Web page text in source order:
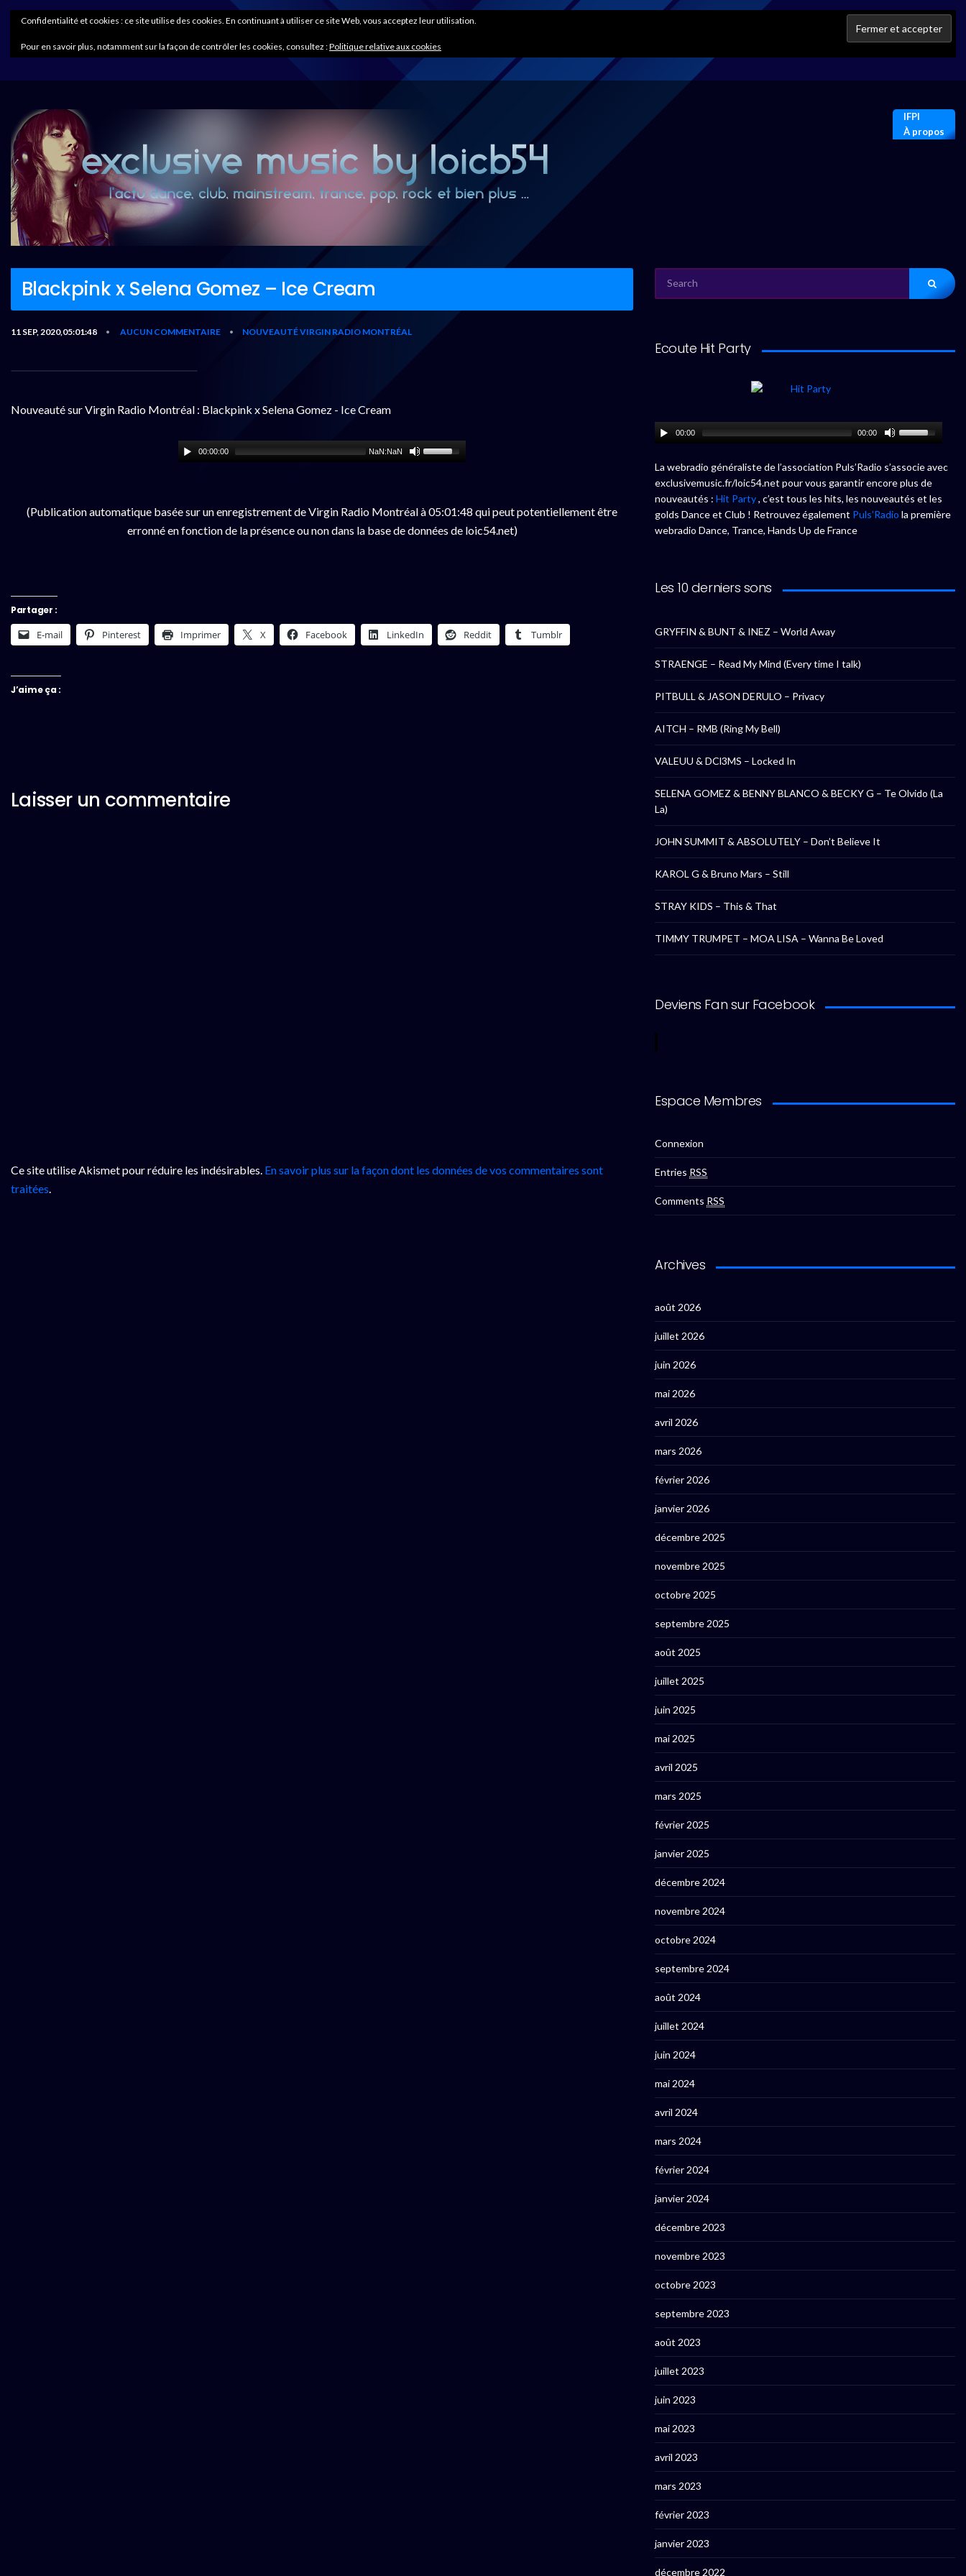
IFPI
À propos
Blackpink x Selena Gomez – Ice Cream
11 SEP, 2020,05:01:48 • AUCUN COMMENTAIRE • NOUVEAUTÉ VIRGIN RADIO MONTRÉAL
Nouveauté sur Virgin Radio Montréal : Blackpink x Selena Gomez - Ice Cream
00:00:00 NaN:NaN
(Publication automatique basée sur un enregistrement de Virgin Radio Montréal à 05:01:48 qui peut potentiellement être
erronné en fonction de la présence ou non dans la base de données de loic54.net)
Partager :
E-mail Pinterest Imprimer X Facebook LinkedIn Reddit Tumblr
J’aime ça :
Laisser un commentaire
Ce site utilise Akismet pour réduire les indésirables. En savoir plus sur la façon dont les données de vos commentaires sont
traitées.
FOR:
Ecoute Hit Party
00:00 00:00
La webradio généraliste de l’association Puls’Radio s’associe avec
exclusivemusic.fr/loic54.net pour vous garantir encore plus de
nouveautés : Hit Party, c’est tous les hits, les nouveautés et les
golds Dance et Club ! Retrouvez également Puls’Radio la première
webradio Dance, Trance, Hands Up de France
Les 10 derniers sons
GRYFFIN & BUNT & INEZ – World Away
STRAENGE – Read My Mind (Every time I talk)
PITBULL & JASON DERULO – Privacy
AITCH – RMB (Ring My Bell)
VALEUU & DCl3MS – Locked In
SELENA GOMEZ & BENNY BLANCO & BECKY G – Te Olvido (La
La)
JOHN SUMMIT & ABSOLUTELY – Don’t Believe It
KAROL G & Bruno Mars – Still
STRAY KIDS – This & That
TIMMY TRUMPET – MOA LISA – Wanna Be Loved
Deviens Fan sur Facebook
Espace Membres
Connexion
Entries RSS
Comments RSS
Archives
août 2026
juillet 2026
juin 2026
mai 2026
avril 2026
mars 2026
février 2026
janvier 2026
décembre 2025
novembre 2025
octobre 2025
septembre 2025
août 2025
juillet 2025
juin 2025
mai 2025
avril 2025
mars 2025
février 2025
janvier 2025
décembre 2024
novembre 2024
octobre 2024
septembre 2024
août 2024
juillet 2024
juin 2024
mai 2024
avril 2024
mars 2024
février 2024
janvier 2024
décembre 2023
novembre 2023
octobre 2023
septembre 2023
août 2023
juillet 2023
juin 2023
mai 2023
avril 2023
mars 2023
février 2023
janvier 2023
décembre 2022
Confidentialité et cookies : ce site utilise des cookies. En continuant à utiliser ce site Web, vous acceptez leur utilisation.
Pour en savoir plus, notamment sur la façon de contrôler les cookies, consultez :Politique relative aux cookies